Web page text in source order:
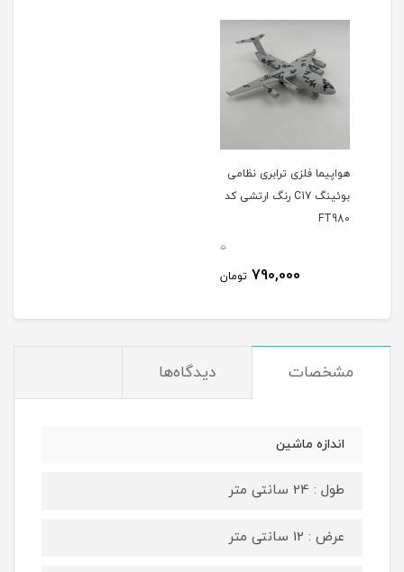
هواپیما فلزی ترابری نظامی
بوئینگ C17 رنگ ارتشی کد
FT980
0
790,000 تومان
مشخصات دیدگاه‌ها
اندازه ماشین
طول : 24 سانتی متر
عرض : 12 سانتی متر